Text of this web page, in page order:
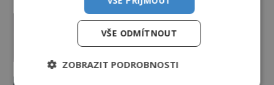
Podivné události roku 2023: Jsou
Američané v obležení UFO?
PREMIUM 27.7.2026 3.5TIS
VŠE ODMÍTNOUT
ZOBRAZIT PODROBNOSTI